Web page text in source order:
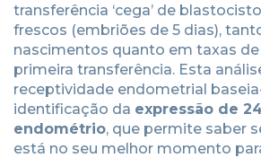
transferência ‘cega’ de
frescos (embriões de 5 dias),
nascimentos quanto em taxas
primeira transferência. Esta
receptividade endometrial
identificação da expressão de
endométrio, que permite saber
está no seu melhor momento